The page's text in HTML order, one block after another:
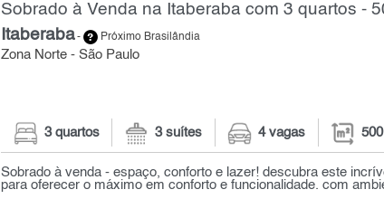
Sobrado à Venda na Itaberaba com 3 quartos -
Itaberaba- Próximo Brasilândia
Zona Norte - São Paulo
3 quartos 3 suítes 4 vagas
Sobrado à venda - espaço, conforto e lazer! descubra este
para oferecer o máximo em conforto e funcionalidade. com